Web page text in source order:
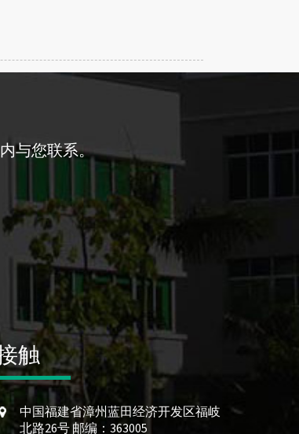
与您联系。
触
中国福建省漳州蓝田经济开发区福岐
北路26号 邮编：363005